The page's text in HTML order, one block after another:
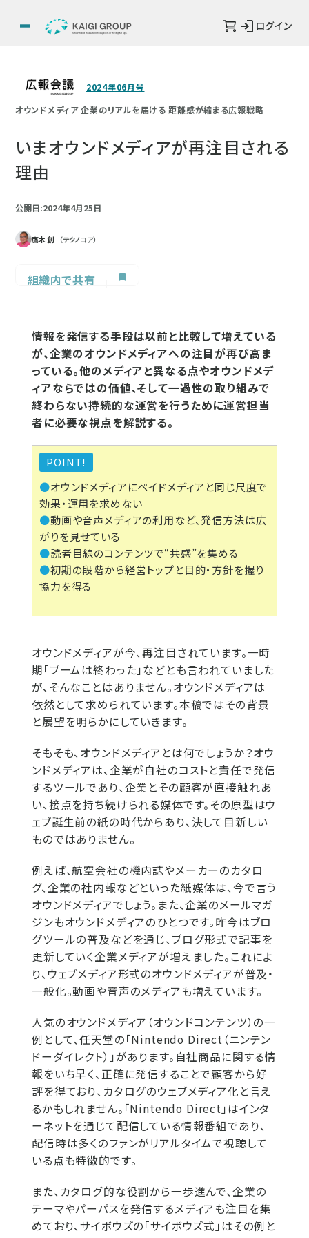
ログイン
2024年06月号
オウンドメディア 企業のリアルを届ける 距離感が縮まる広報戦略
いまオウンドメディアが再注目される
理由
公開日:2024年4月25日
鷹木 創 （テクノコア）
組織内で共有
情報を発信する手段は以前と比較して増えている
が、企業のオウンドメディアへの注目が再び高ま
っている。他のメディアと異なる点やオウンドメデ
ィアならではの価値、そして一過性の取り組みで
終わらない持続的な運営を行うために運営担当
者に必要な視点を解説する。
POINT!
●オウンドメディアにペイドメディアと同じ尺度で
効果・運用を求めない
●動画や音声メディアの利用など、発信方法は広
がりを見せている
●読者目線のコンテンツで“共感”を集める
●初期の段階から経営トップと目的・方針を握り
協力を得る
オウンドメディアが今、再注目されています。一時
期「ブームは終わった」などとも言われていました
が、そんなことはありません。オウンドメディアは
依然として求められています。本稿ではその背景
と展望を明らかにしていきます。
そもそも、オウンドメディアとは何でしょうか？オウ
ンドメディアは、企業が自社のコストと責任で発信
するツールであり、企業とその顧客が直接触れあ
い、接点を持ち続けられる媒体です。その原型はウ
ェブ誕生前の紙の時代からあり、決して目新しい
ものではありません。
例えば、航空会社の機内誌やメーカーのカタロ
グ、企業の社内報などといった紙媒体は、今で言う
オウンドメディアでしょう。また、企業のメールマガ
ジンもオウンドメディアのひとつです。昨今はブロ
グツールの普及などを通じ、ブログ形式で記事を
更新していく企業メディアが増えました。これによ
り、ウェブメディア形式のオウンドメディアが普及・
一般化。動画や音声のメディアも増えています。
人気のオウンドメディア（オウンドコンテンツ）の一
例として、任天堂の「Nintendo Direct（ニンテン
ドーダイレクト）」があります。自社商品に関する情
報をいち早く、正確に発信することで顧客から好
評を得ており、カタログのウェブメディア化と言え
るかもしれません。「Nintendo Direct」はインタ
ーネットを通じて配信している情報番組であり、
配信時は多くのファンがリアルタイムで視聴して
いる点も特徴的です。
また、カタログ的な役割から一歩進んで、企業の
テーマやパーパスを発信するメディアも注目を集
めており、サイボウズの「サイボウズ式」はその例と